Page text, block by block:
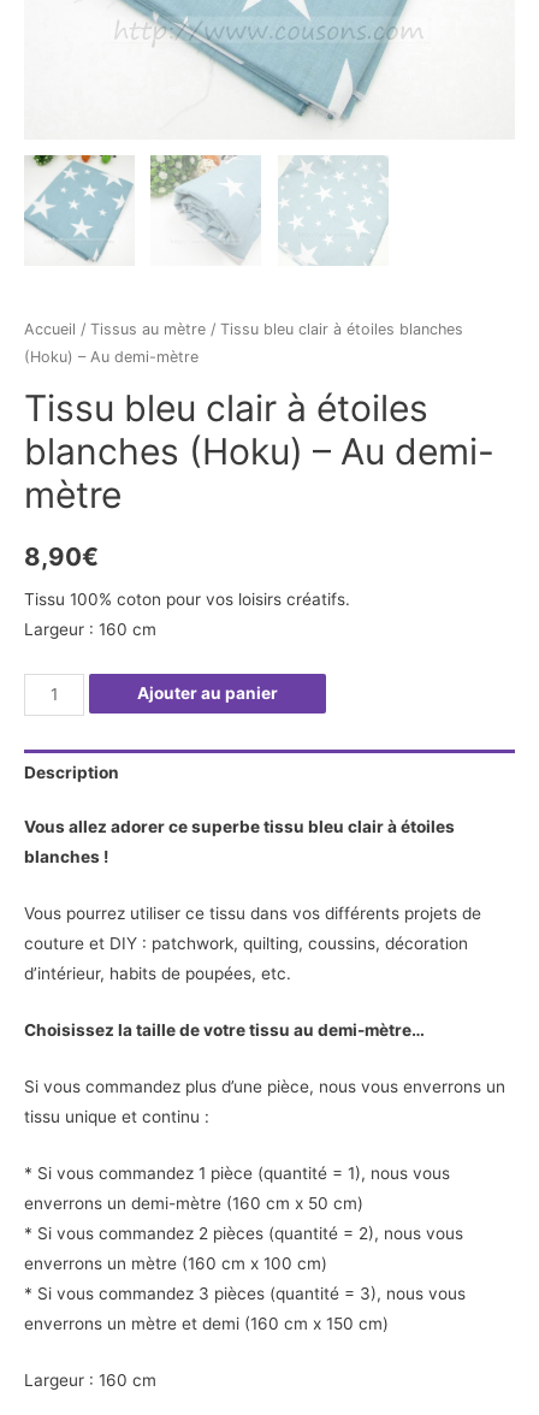
Accueil / Tissus au mètre / Tissu bleu clair à étoiles blanches
(Hoku) – Au demi-mètre
Tissu bleu clair à étoiles
blanches (Hoku) – Au demi-
mètre
8,90€
Tissu 100% coton pour vos loisirs créatifs.
Largeur : 160 cm
quantité
de
Tissu
bleu
à
étoiles
(Hoku)
Ajouter au panier
Description
Vous allez adorer ce superbe tissu bleu clair à étoiles
blanches !
Vous pourrez utiliser ce tissu dans vos différents projets de
couture et DIY : patchwork, quilting, coussins, décoration
d’intérieur, habits de poupées, etc.
Choisissez la taille de votre tissu au demi-mètre…
Si vous commandez plus d’une pièce, nous vous enverrons un
tissu unique et continu :
* Si vous commandez 1 pièce (quantité = 1), nous vous
enverrons un demi-mètre (160 cm x 50 cm)
* Si vous commandez 2 pièces (quantité = 2), nous vous
enverrons un mètre (160 cm x 100 cm)
* Si vous commandez 3 pièces (quantité = 3), nous vous
enverrons un mètre et demi (160 cm x 150 cm)
Largeur : 160 cm